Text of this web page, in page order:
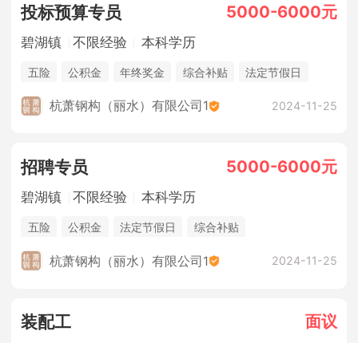
投标预算专员 5000-6000元
碧湖镇 不限经验 本科学历
五险 公积金 年终奖金 综合补贴 法定节假日
杭萧钢构（丽水）有限公司1 2024-11-25
招聘专员 5000-6000元
碧湖镇 不限经验 本科学历
五险 公积金 法定节假日 综合补贴
杭萧钢构（丽水）有限公司1 2024-11-25
装配工 面议